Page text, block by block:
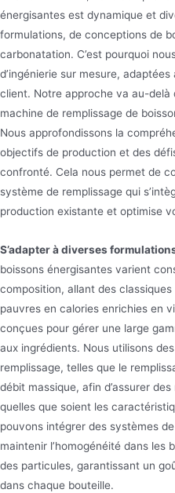
La machine de
conçue de manière
l’introduction, de la
technologies de pointe
énergisantes est dynamique et
formulations, de conceptions de
carbonatation. C’est pourquoi
d’ingénierie sur mesure,
client. Notre approche va au-delà
machine de remplissage de
Nous approfondissons la
objectifs de production et des
confronté. Cela nous permet de
système de remplissage qui
production existante et optimise
S’adapter à diverses
boissons énergisantes varient
composition, allant des
pauvres en calories enrichies en
conçues pour gérer une large
aux ingrédients. Nous utilisons
remplissage, telles que le
débit massique, afin d’assurer
quelles que soient les
pouvons intégrer des systèmes
maintenir l’homogénéité dans les
des particules, garantissant un
dans chaque bouteille.